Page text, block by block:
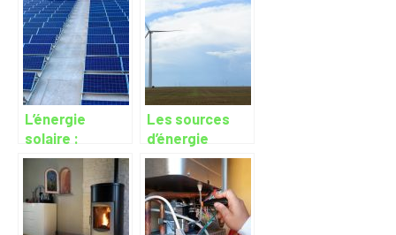
d’électricité ?
électrique ?
L’énergie
solaire :
comment est-
elle produite et
qu’elles sont
les avantages ?
Les sources
d’énergie
renouvelable à
connaître